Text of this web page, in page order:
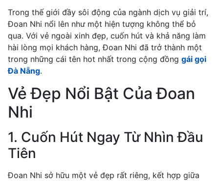
Trong thế giới đầy sôi động của ngành dịch vụ giải trí,
Đoan Nhi nổi lên như một hiện tượng không thể bỏ
qua. Với vẻ ngoài xinh đẹp, cuốn hút và khả năng làm
hài lòng mọi khách hàng, Đoan Nhi đã trở thành một
trong những cái tên hot nhất trong cộng đồng gái gọi
Đà Nẵng.
Vẻ Đẹp Nổi Bật Của Đoan
Nhi
1. Cuốn Hút Ngay Từ Nhìn Đầu
Tiên
Đoan Nhi sở hữu một vẻ đẹp rất riêng, kết hợp giữa